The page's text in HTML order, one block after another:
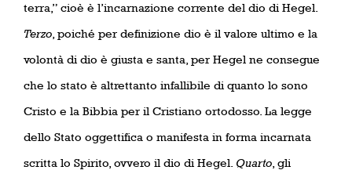
terra,” cioè è l’incarnazione corrente del dio di Hegel.
Terzo , poiché per definizione dio è il valore ultimo e la
volontà di dio è giusta e santa, per Hegel ne consegue
che lo stato è altrettanto infallibile di quanto lo sono
Cristo e la Bibbia per il Cristiano ortodosso. La legge
dello Stato oggettifica o manifesta in forma incarnata
scritta lo Spirito, ovvero il dio di Hegel. Quarto , gli